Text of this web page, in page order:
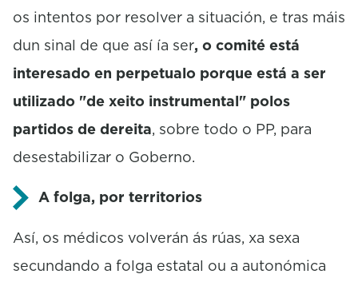
os intentos por resolver a situación, e tras máis
dun sinal de que así ía ser, o comité está
interesado en perpetualo porque está a ser
utilizado "de xeito instrumental" polos
partidos de dereita, sobre todo o PP, para
desestabilizar o Goberno.
A folga, por territorios
Así, os médicos volverán ás rúas, xa sexa
secundando a folga estatal ou a autonómica